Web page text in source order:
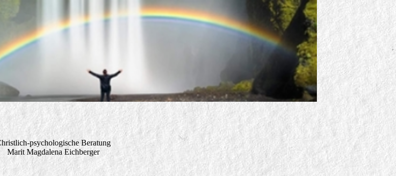
psychologische Beratung
Marit Magdalena Eichberger